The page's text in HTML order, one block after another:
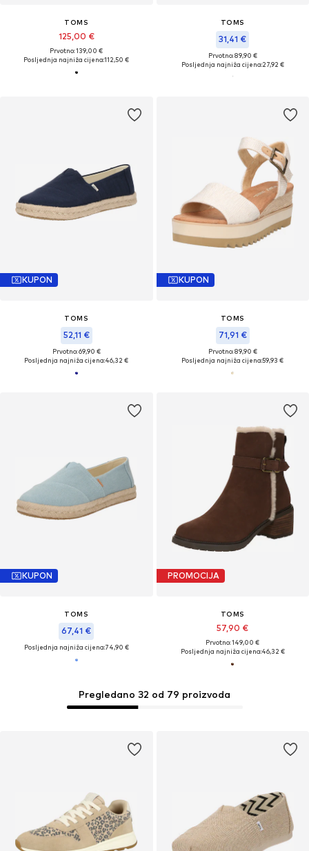
TOMS
125,00 €
Prvotno: 139,00 €
Posljednja najniža cijena:112,50 €
TOMS
31,41 €
Prvotno: 89,90 €
Posljednja najniža cijena:27,92 €
Pregledano 32 od 79 proizvoda
KUPON
TOMS
52,11 €
Prvotno: 69,90 €
Posljednja najniža cijena:46,32 €
KUPON
TOMS
71,91 €
Prvotno: 89,90 €
Posljednja najniža cijena:59,93 €
KUPON
TOMS
67,41 €
Posljednja najniža cijena:74,90 €
PROMOCIJA
TOMS
57,90 €
Prvotno: 149,00 €
Posljednja najniža cijena:46,32 €